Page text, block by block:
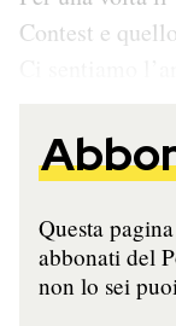
Contest e
Questa
abbonati del
non lo sei